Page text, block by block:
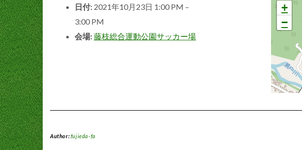
日付: 2021年10月23日 1:00 PM –
3:00 PM
会場:藤枝総合運動公園サッカー場
+
−
Author:fujieda-fa